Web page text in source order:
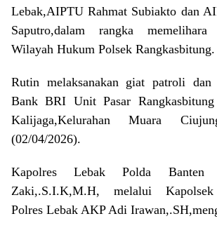
Lebak,AIPTU Rahmat Subiakto dan
Saputro,dalam rangka
Wilayah Hukum Polsek Rangkasbitung.
Rutin melaksanakan giat patroli
Bank BRI Unit Pasar
Kalijaga,Kelurahan Muara
(02/04/2026).
Kapolres Lebak Polda
Zaki,.S.I.K,M.H, melalui Kapolsek
Polres Lebak AKP Adi